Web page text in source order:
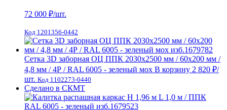
72 000 ₽/шт.
Код 1201356-0442
Сетка 3D заборная ОЦ ППК 2030х2500 мм / 60х200 мм /
4,8 мм / 4Р / RAL 6005 - зеленый мох В корзину 2 820 ₽/
шт. Код 1102273-0440
Сделано в СКМТ